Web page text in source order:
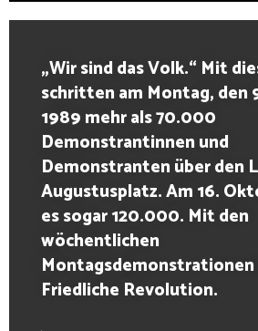
„Wir sind das Volk.“ Mit
schritten am Montag, den
1989 mehr als 70.000
Demonstrantinnen und
Demonstranten über den
Augustusplatz. Am 16.
es sogar 120.000. Mit den
wöchentlichen
Montagsdemonstrationen
Friedliche Revolution.